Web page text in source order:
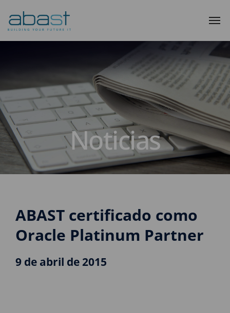
Noticias
ABAST certificado como
Oracle Platinum Partner
9 de abril de 2015